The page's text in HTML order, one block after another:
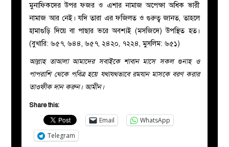
মুনাফিকদের উপর ফজর ও এশার নামাজ অপেক্ষা অধিক ভারী
নামাজ আর নেই। যদি তারা এর ফজিলত ও গুরুত্ব জানত, তাহলে
হামাগুড়ি দিয়ে বা পাছার ভরে অবশ্যই (মসজিদে) উপস্থিত হত।
(বুখারি: ৬৫৭, ৬৪৪, ৬৫৭, ২৪২০, ৭২২৪, মুসলিম: ৬৫১)
আল্লাহ তাআলা আমাদের সবাইকে শাবান মাসে সকল গুনাহ ও
পাপরাশি থেকে পবিত্র হয়ে যথাযথভাবে রমযান মাসকে বরণ করার
তাওফীক দান করুন। আমীন।
Share this:
Email
WhatsApp
Telegram